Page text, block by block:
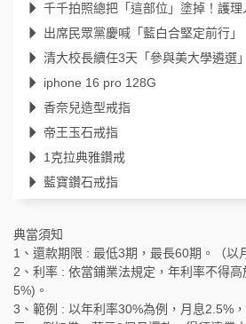
千千拍照總把「這部位」塗掉！護理人員揭
出席民眾黨慶喊「藍白合堅定前行」 盧秀燕：
清大校長續任3天「參與美大學遴選」
iphone 16 pro 128G
香奈兒造型戒指
帝王玉石戒指
1克拉典雅鑽戒
藍寶鑽石戒指
典當須知
1、還款期限 : 最低3期，最長60期。（以
2、利率 : 依當鋪業法規定，年利率不得高
5%)。
3、範例 : 以年利率30%為例，月息2.5%